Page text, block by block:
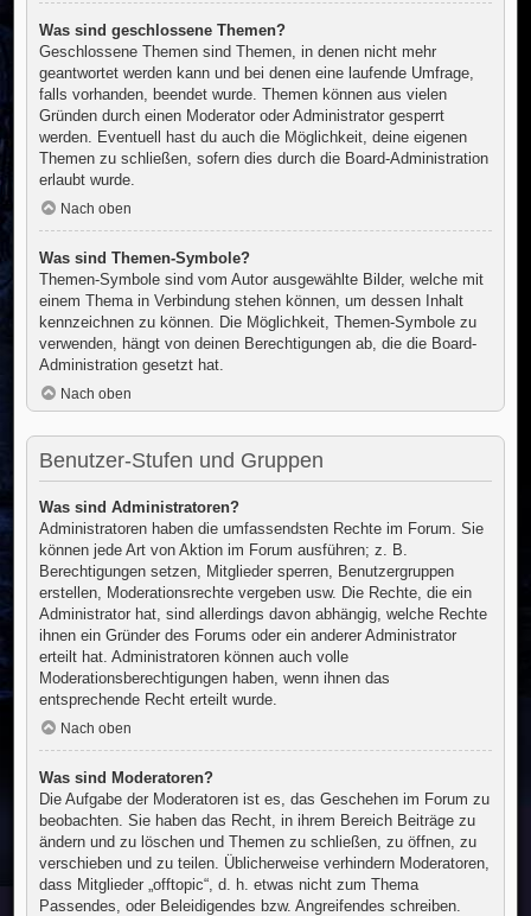
Was sind geschlossene Themen?
Geschlossene Themen sind Themen, in denen nicht mehr
geantwortet werden kann und bei denen eine laufende Umfrage,
falls vorhanden, beendet wurde. Themen können aus vielen
Gründen durch einen Moderator oder Administrator gesperrt
werden. Eventuell hast du auch die Möglichkeit, deine eigenen
Themen zu schließen, sofern dies durch die Board-Administration
erlaubt wurde.
Nach oben
Was sind Themen-Symbole?
Themen-Symbole sind vom Autor ausgewählte Bilder, welche mit
einem Thema in Verbindung stehen können, um dessen Inhalt
kennzeichnen zu können. Die Möglichkeit, Themen-Symbole zu
verwenden, hängt von deinen Berechtigungen ab, die die Board-
Administration gesetzt hat.
Nach oben
Benutzer-Stufen und Gruppen
Was sind Administratoren?
Administratoren haben die umfassendsten Rechte im Forum. Sie
können jede Art von Aktion im Forum ausführen; z. B.
Berechtigungen setzen, Mitglieder sperren, Benutzergruppen
erstellen, Moderationsrechte vergeben usw. Die Rechte, die ein
Administrator hat, sind allerdings davon abhängig, welche Rechte
ihnen ein Gründer des Forums oder ein anderer Administrator
erteilt hat. Administratoren können auch volle
Moderationsberechtigungen haben, wenn ihnen das
entsprechende Recht erteilt wurde.
Nach oben
Was sind Moderatoren?
Die Aufgabe der Moderatoren ist es, das Geschehen im Forum zu
beobachten. Sie haben das Recht, in ihrem Bereich Beiträge zu
ändern und zu löschen und Themen zu schließen, zu öffnen, zu
verschieben und zu teilen. Üblicherweise verhindern Moderatoren,
dass Mitglieder „offtopic“, d. h. etwas nicht zum Thema
Passendes, oder Beleidigendes bzw. Angreifendes schreiben.